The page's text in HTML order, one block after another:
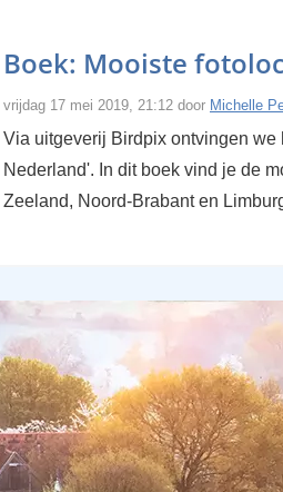
Boek: Mooiste
vrijdag 17 mei 2019, 21:12 door Michelle
Via uitgeverij Birdpix ontvingen
Nederland'. In dit boek vind je de
Zeeland, Noord-Brabant en